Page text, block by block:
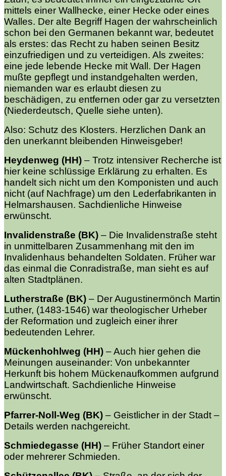
mittels einer Wallhecke, einer Hecke oder eines
Walles. Der alte Begriff Hagen der wahrscheinlich
schon bei den Germanen bekannt war, bedeutet
als erstes: das Recht zu haben seinen Besitz
einzufriedigen und zu verteidigen. Als zweites:
eine jede lebende Hecke mit Wall. Der Hagen
mußte gepflegt und instandgehalten werden,
niemanden war es erlaubt diesen zu
beschädigen, zu entfernen oder gar zu versetzten
(Niederdeutsch, Quelle siehe unten).
Also: Schutz des Klosters. Herzlichen Dank an
den unerkannt bleibenden Hinweisgeber!
Heydenweg (HH) – Trotz intensiver Recherche ist
hier keine schlüssige Erklärung zu erhalten. Es
handelt sich nicht um den Komponisten und auch
nicht (auf Nachfrage) um den Lederfabrikanten in
Helmarshausen. Sachdienliche Hinweise
erwünscht.
Invalidenstraße (BK) – Die Invalidenstraße steht
in unmittelbaren Zusammenhang mit den im
Invalidenhaus behandelten Soldaten. Früher war
das einmal die Conradistraße, man sieht es auf
alten Stadtplänen.
Lutherstraße (BK) – Der Augustinermönch Martin
Luther, (1483-1546) war theologischer Urheber
der Reformation und zugleich einer ihrer
bedeutenden Lehrer.
Mückenhohlweg (HH) –Auch hier gehen die
Meinungen auseinander: Von unbekannter
Herkunft bis hohem Mückenaufkommen aufgrund
Landwirtschaft. Sachdienliche Hinweise
erwünscht.
Pfarrer-Noll-Weg (BK) – Geistlicher in der Stadt –
Details werden nachgereicht.
Schmiedegasse (HH) – Früher Standort einer
oder mehrerer Schmieden.